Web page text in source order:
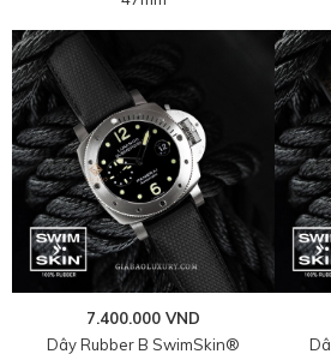
7.400.000 VND
Dây Rubber B SwimSkin®